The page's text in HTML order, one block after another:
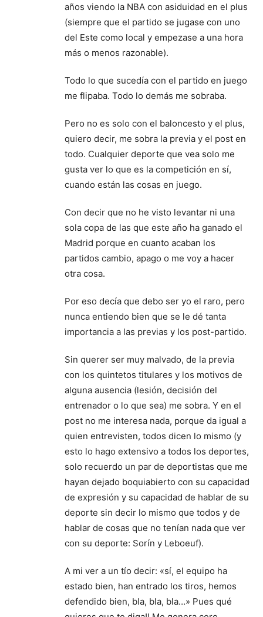
años viendo la NBA con asiduidad en el plus
(siempre que el partido se jugase con uno
del Este como local y empezase a una hora
más o menos razonable).
Todo lo que sucedía con el partido en juego
me flipaba. Todo lo demás me sobraba.
Pero no es solo con el baloncesto y el plus,
quiero decir, me sobra la previa y el post en
todo. Cualquier deporte que vea solo me
gusta ver lo que es la competición en sí,
cuando están las cosas en juego.
Con decir que no he visto levantar ni una
sola copa de las que este año ha ganado el
Madrid porque en cuanto acaban los
partidos cambio, apago o me voy a hacer
otra cosa.
Por eso decía que debo ser yo el raro, pero
nunca entiendo bien que se le dé tanta
importancia a las previas y los post-partido.
Sin querer ser muy malvado, de la previa
con los quintetos titulares y los motivos de
alguna ausencia (lesión, decisión del
entrenador o lo que sea) me sobra. Y en el
post no me interesa nada, porque da igual a
quien entrevisten, todos dicen lo mismo (y
esto lo hago extensivo a todos los deportes,
solo recuerdo un par de deportistas que me
hayan dejado boquiabierto con su capacidad
de expresión y su capacidad de hablar de su
deporte sin decir lo mismo que todos y de
hablar de cosas que no tenían nada que ver
con su deporte: Sorín y Leboeuf).
A mi ver a un tío decir: «sí, el equipo ha
estado bien, han entrado los tiros, hemos
defendido bien, bla, bla, bla…» Pues qué